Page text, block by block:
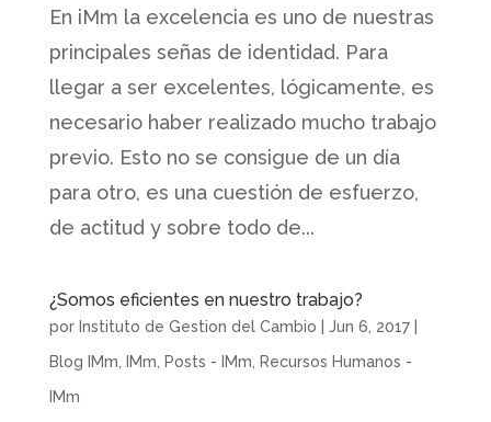
En iMm la excelencia es uno de nuestras
principales señas de identidad. Para
llegar a ser excelentes, lógicamente, es
necesario haber realizado mucho trabajo
previo. Esto no se consigue de un día
para otro, es una cuestión de esfuerzo,
de actitud y sobre todo de...
¿Somos eficientes en nuestro trabajo?
por Instituto de Gestion del Cambio Jun 6, 2017|
Blog IMm
IMm Posts - IMm
Recursos Humanos -
IMm